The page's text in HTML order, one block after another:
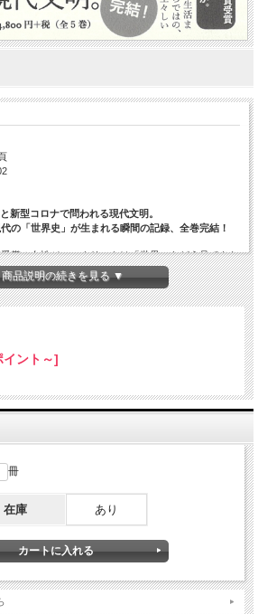
新型コロナで問われる現代文明。
「世界史」が生まれる瞬間の記録、全巻完結！
賞の女性ジャーナリストは「世界」をどう見てきた
化・生活まで全てカバーする特派員ならではの、ミ
い現代史クロニクル！
周辺／フランス）
年11月13日
ランソワ・オランドの証言
サラ・アブデスラムの証言
ロ事件――2015年1月７日
テロ事件――2015年1月9日
類似点
何か
品説明の続きを見る ▼
ント～]
冊
在庫 あり